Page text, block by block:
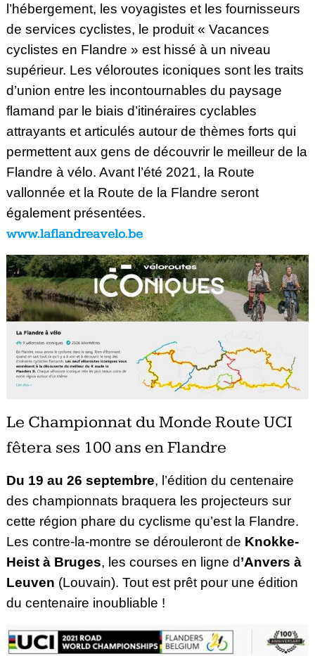
l’hébergement, les voyagistes et les fournisseurs
de services cyclistes, le produit « Vacances
cyclistes en Flandre » est hissé à un niveau
supérieur. Les véloroutes iconiques sont les traits
d’union entre les incontournables du paysage
flamand par le biais d’itinéraires cyclables
attrayants et articulés autour de thèmes forts qui
permettent aux gens de découvrir le meilleur de la
Flandre à vélo. Avant l’été 2021, la Route
vallonnée et la Route de la Flandre seront
également présentées.
www.laflandreavelo.be
Le Championnat du Monde Route UCI
fêtera ses 100 ans en Flandre
Du 19 au 26 septembre, l’édition du centenaire
des championnats braquera les projecteurs sur
cette région phare du cyclisme qu’est la Flandre.
Les contre-la-montre se dérouleront de Knokke-
Heist à Bruges, les courses en ligne d’Anvers à
Leuven (Louvain). Tout est prêt pour une édition
du centenaire inoubliable !